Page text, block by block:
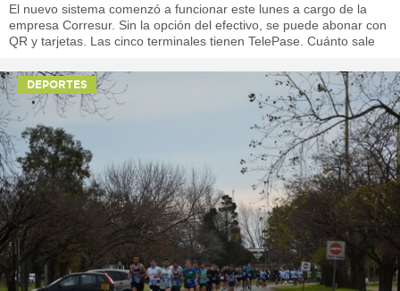
El nuevo sistema comenzó a funcionar este lunes a cargo de la
empresa Corresur. Sin la opción del efectivo, se puede abonar con
QR y tarjetas. Las cinco terminales tienen TelePase. Cuánto sale
DEPORTES